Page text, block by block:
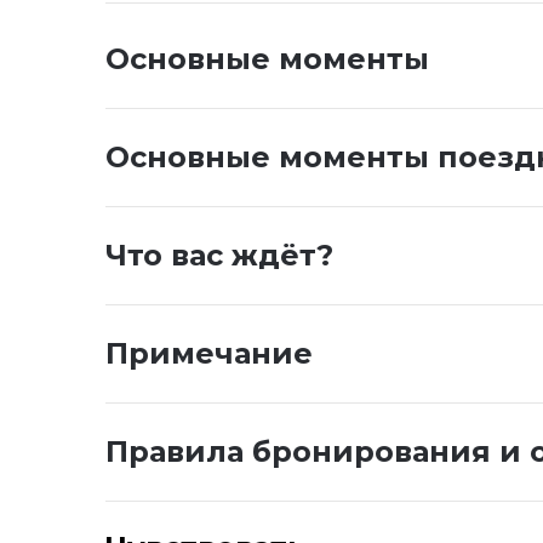
Основные моменты
Основные моменты
Что вас ждёт?
Примечание
Правила бронирования и